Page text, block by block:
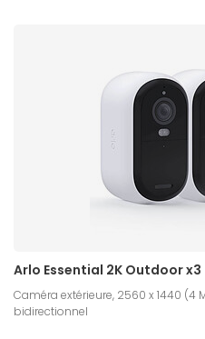
Arlo Essential 2K Outdoor x3
Caméra extérieure, 2560 x 1440 (4
bidirectionnel